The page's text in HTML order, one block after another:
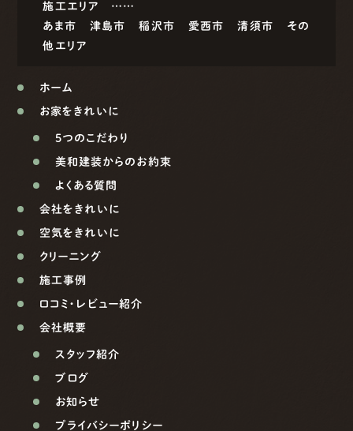
施工エリア ……
あま市
津島市 稲沢市 愛西市 清須市
その
他エリア
ホーム
お家をきれいに
5つのこだわり
美和建装からのお約束
よくある質問
会社をきれいに
空気をきれいに
クリーニング
施工事例
口コミ・レビュー紹介
会社概要
スタッフ紹介
ブログ
お知らせ
プライバシーポリシー